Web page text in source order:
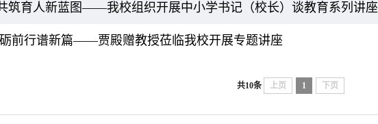
筑育人新蓝图——我校组织开展中小学书记（校长）谈教育系列讲座
前行谱新篇——贾殿赠教授莅临我校开展专题讲座
共10条 上页 1 下页